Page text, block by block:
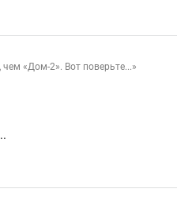
«Дом-2». Вот поверьте...»